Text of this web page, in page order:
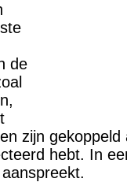
de
zijn
hebt. In